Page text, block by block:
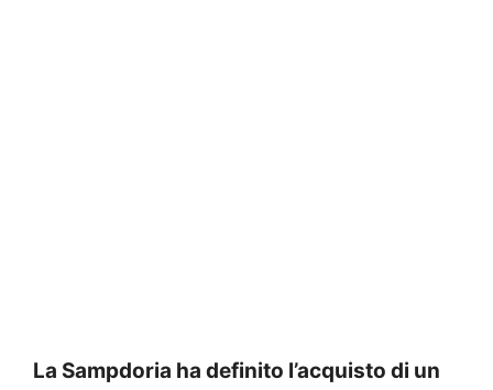
La Sampdoria ha definito l’acquisto di un